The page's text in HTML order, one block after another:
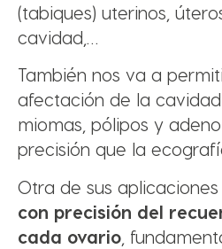
(tabiques) uterinos,
cavidad,…
También nos va a
afectación de la
miomas, pólipos y
precisión que la
Otra de sus aplicaciones
con precisión del
cada ovario ,